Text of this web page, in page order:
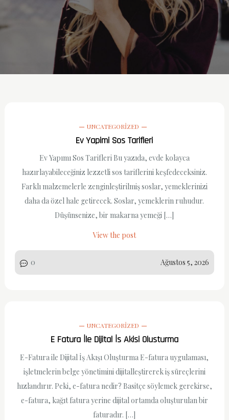
UNCATEGORIZED
Ev Yapimi Sos Tarifleri
Ev Yapımı Sos Tarifleri Bu yazıda, evde kolayca
hazırlayabileceğiniz lezzetli sos tariflerini keşfedeceksiniz.
Farklı malzemelerle zenginleştirilmiş soslar, yemeklerinizi
daha da özel hale getirecek. Soslar, yemeklerin ruhudur.
Düşünsenize, bir makarna yemeği […]
View the post
0 Ağustos 5, 2026
UNCATEGORIZED
E Fatura İle Dijital İs Akisi Olusturma
E-Fatura ile Dijital İş Akışı Oluşturma E-fatura uygulaması,
işletmelerin belge yönetimini dijitalleştirerek iş süreçlerini
hızlandırır. Peki, e-fatura nedir? Basitçe söylemek gerekirse,
e-fatura, kağıt fatura yerine dijital ortamda oluşturulan bir
faturadır. […]